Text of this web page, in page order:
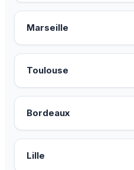
Marseille
Toulouse
Bordeaux
Lille